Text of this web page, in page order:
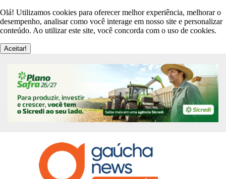
Olá! Utilizamos cookies para oferecer melhor experiência, melhorar o
desempenho, analisar como você interage em nosso site e personalizar
conteúdo. Ao utilizar este site, você concorda com o uso de cookies.
Aceitar!